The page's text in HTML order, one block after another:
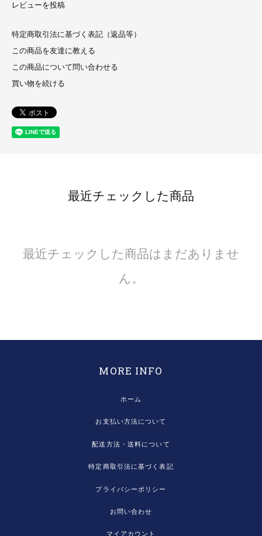
レビューを投稿
特定商取引法に基づく表記（返品等）
この商品を友達に教える
この商品について問い合わせる
買い物を続ける
最近チェックした商品
最近チェックした商品はまだありませ
ん。
MORE INFO
ホーム
お支払い方法について
配送方法・送料について
特定商取引法に基づく表記
プライバシーポリシー
お問い合わせ
マイアカウント